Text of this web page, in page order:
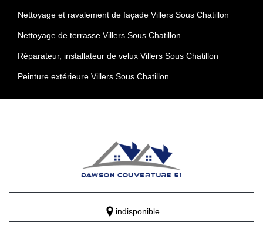
Nettoyage et ravalement de façade Villers Sous Chatillon
Nettoyage de terrasse Villers Sous Chatillon
Réparateur, installateur de velux Villers Sous Chatillon
Peinture extérieure Villers Sous Chatillon
indisponible